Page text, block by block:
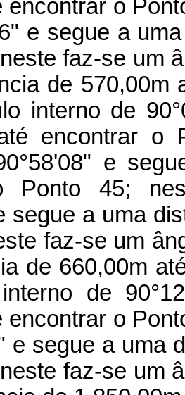
encontrar o
e segue a
faz-se um
de 570,00m
interno de
encontrar o
e
Ponto 45;
segue a uma
faz-se um
de 660,00m
de
encontrar o
e segue a uma
faz-se um